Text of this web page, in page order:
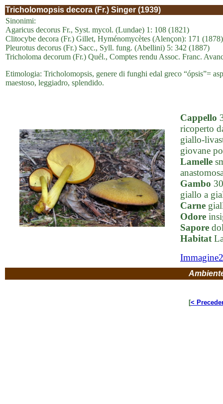
Tricholomopsis decora (Fr.) Singer (1939)
Sinonimi:
Agaricus decorus Fr., Syst. mycol. (Lundae) 1: 108 (1821)
Clitocybe decora (Fr.) Gillet, Hyménomycètes (Alençon): 171 (1878)
Pleurotus decorus (Fr.) Sacc., Syll. fung. (Abellini) 5: 342 (1887)
Tricholoma decorum (Fr.) Quél., Comptes rendu Assoc. Franc.
Etimologia: Tricholomopsis, genere di funghi edal greco “ópsis”=
maestoso, leggiadro, splendido.
Cappello
ricoperto
giallo-
giovane
Lamelle
Gambo
giallo a
Carne
Odore
Sapore
Habitat
Immagine2
[<